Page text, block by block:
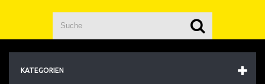
KATEGORIEN